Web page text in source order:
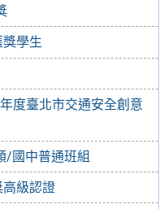
學生
度臺北市交通安全創意
/國中普通班組
級認證